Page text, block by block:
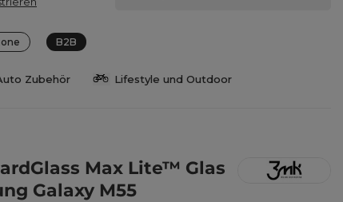
B2B
Zubehör Lifestyle und Outdoor
Max Lite™ Glas
Galaxy M55